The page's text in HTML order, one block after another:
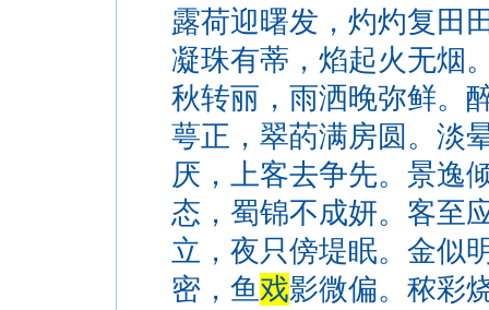
露荷迎曙发，灼灼复田
凝珠有蒂，焰起火无烟
秋转丽，雨洒晚弥鲜。
萼正，翠菂满房圆。淡
厌，上客去争先。景逸
态，蜀锦不成妍。客至
立，夜只傍堤眠。金似
密，鱼 戏影微偏。秾彩